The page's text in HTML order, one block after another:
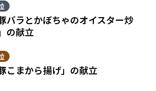
豚バラとかぼちゃのオイスター炒
の献立
豚こまから揚げ」の献立